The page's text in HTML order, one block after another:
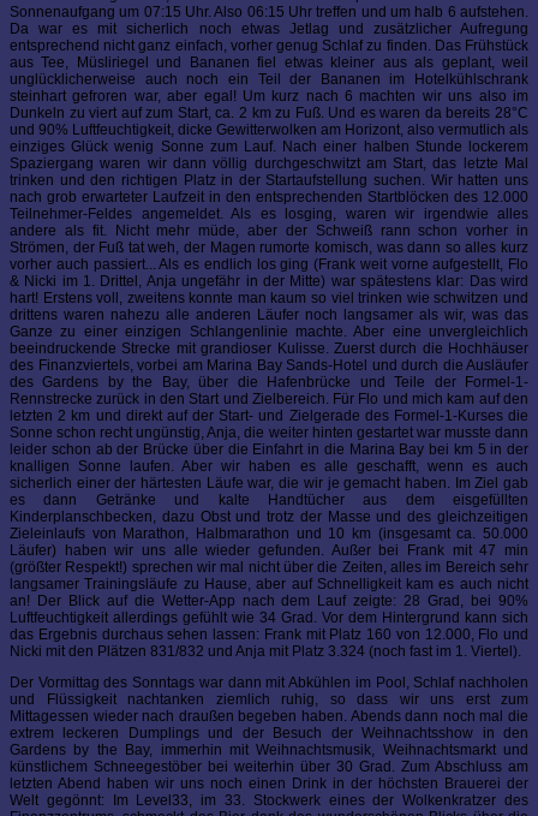
Sonnenaufgang um 07:15 Uhr. Also 06:15 Uhr treffen und um halb 6 aufstehen.
Da war es mit sicherlich noch etwas Jetlag und zusätzlicher Aufregung
entsprechend nicht ganz einfach, vorher genug Schlaf zu finden. Das Frühstück
aus Tee, Müsliriegel und Bananen fiel etwas kleiner aus als geplant, weil
unglücklicherweise auch noch ein Teil der Bananen im Hotelkühlschrank
steinhart gefroren war, aber egal! Um kurz nach 6 machten wir uns also im
Dunkeln zu viert auf zum Start, ca. 2 km zu Fuß. Und es waren da bereits 28°C
und 90% Luftfeuchtigkeit, dicke Gewitterwolken am Horizont, also vermutlich als
einziges Glück wenig Sonne zum Lauf. Nach einer halben Stunde lockerem
Spaziergang waren wir dann völlig durchgeschwitzt am Start, das letzte Mal
trinken und den richtigen Platz in der Startaufstellung suchen. Wir hatten uns
nach grob erwarteter Laufzeit in den entsprechenden Startblöcken des 12.000
Teilnehmer-Feldes angemeldet. Als es losging, waren wir irgendwie alles
andere als fit. Nicht mehr müde, aber der Schweiß rann schon vorher in
Strömen, der Fuß tat weh, der Magen rumorte komisch, was dann so alles kurz
vorher auch passiert... Als es endlich los ging (Frank weit vorne aufgestellt, Flo
& Nicki im 1. Drittel, Anja ungefähr in der Mitte) war spätestens klar: Das wird
hart! Erstens voll, zweitens konnte man kaum so viel trinken wie schwitzen und
drittens waren nahezu alle anderen Läufer noch langsamer als wir, was das
Ganze zu einer einzigen Schlangenlinie machte. Aber eine unvergleichlich
beeindruckende Strecke mit grandioser Kulisse. Zuerst durch die Hochhäuser
des Finanzviertels, vorbei am Marina Bay Sands-Hotel und durch die Ausläufer
des Gardens by the Bay, über die Hafenbrücke und Teile der Formel-1-
Rennstrecke zurück in den Start und Zielbereich. Für Flo und mich kam auf den
letzten 2 km und direkt auf der Start- und Zielgerade des Formel-1-Kurses die
Sonne schon recht ungünstig, Anja, die weiter hinten gestartet war musste dann
leider schon ab der Brücke über die Einfahrt in die Marina Bay bei km 5 in der
knalligen Sonne laufen. Aber wir haben es alle geschafft, wenn es auch
sicherlich einer der härtesten Läufe war, die wir je gemacht haben. Im Ziel gab
es dann Getränke und kalte Handtücher aus dem eisgefüllten
Kinderplanschbecken, dazu Obst und trotz der Masse und des gleichzeitigen
Zieleinlaufs von Marathon, Halbmarathon und 10 km (insgesamt ca. 50.000
Läufer) haben wir uns alle wieder gefunden. Außer bei Frank mit 47 min
(größter Respekt!) sprechen wir mal nicht über die Zeiten, alles im Bereich sehr
langsamer Trainingsläufe zu Hause, aber auf Schnelligkeit kam es auch nicht
an! Der Blick auf die Wetter-App nach dem Lauf zeigte: 28 Grad, bei 90%
Luftfeuchtigkeit allerdings gefühlt wie 34 Grad. Vor dem Hintergrund kann sich
das Ergebnis durchaus sehen lassen: Frank mit Platz 160 von 12.000, Flo und
Nicki mit den Plätzen 831/832 und Anja mit Platz 3.324 (noch fast im 1. Viertel).
Der Vormittag des Sonntags war dann mit Abkühlen im Pool, Schlaf nachholen
und Flüssigkeit nachtanken ziemlich ruhig, so dass wir uns erst zum
Mittagessen wieder nach draußen begeben haben. Abends dann noch mal die
extrem leckeren Dumplings und der Besuch der Weihnachtsshow in den
Gardens by the Bay, immerhin mit Weihnachtsmusik, Weihnachtsmarkt und
künstlichem Schneegestöber bei weiterhin über 30 Grad. Zum Abschluss am
letzten Abend haben wir uns noch einen Drink in der höchsten Brauerei der
Welt gegönnt: Im Level33, im 33. Stockwerk eines der Wolkenkratzer des